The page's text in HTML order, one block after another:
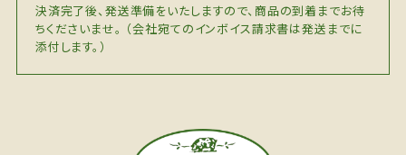
決済完了後、発送準備をいたしますので、商品の到着までお待
ちくださいませ。 （会社宛てのインボイス請求書は発送までに
添付します。）